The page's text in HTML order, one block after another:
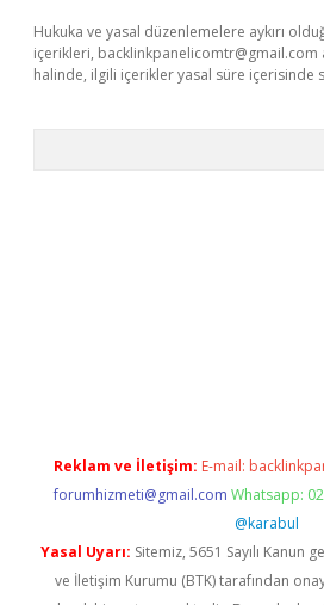
Hukuka ve yasal düzenlemelere aykırı
içerikleri, backlinkpanelicomtr@gmail.com
halinde, ilgili içerikler yasal süre içerisinde
Reklam ve İletişim: E-mail:
forumhizmeti@gmail.com Whatsapp:
@karabul
Yasal Uyarı: Sitemiz, 5651 Sayılı Kanun
ve İletişim Kurumu (BTK) tarafından